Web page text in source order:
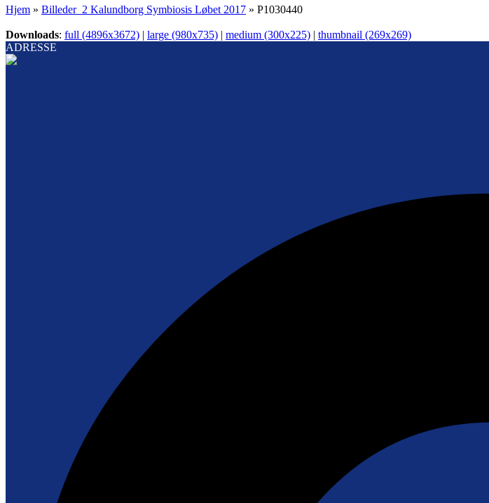
Hjem » Billeder_2 Kalundborg Symbiosis Løbet 2017 » P1030440
Downloads: full (4896x3672) | large (980x735) | medium (300x225) | thumbnail (269x269)
ADRESSE